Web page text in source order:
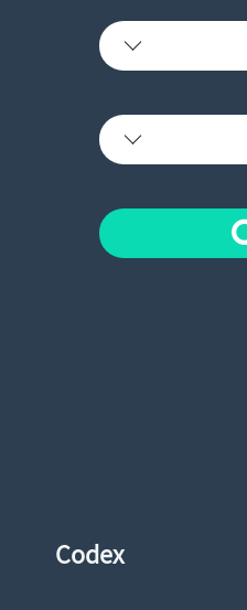
Codex